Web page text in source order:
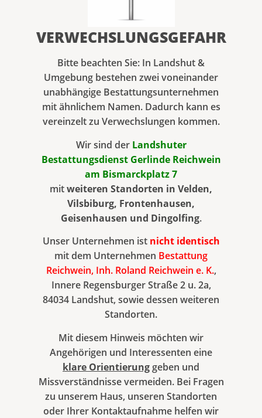
VERWECHSLUNGSGEFAHR​
Bitte beachten Sie: In Landshut &
Umgebung bestehen zwei voneinander
unabhängige Bestattungsunternehmen
mit ähnlichem Namen. Dadurch kann es
vereinzelt zu Verwechslungen kommen.
Wir sind der Landshuter
Bestattungsdienst Gerlinde Reichwein
am Bismarckplatz 7
mitweiteren Standorten in Velden,
Vilsbiburg, Frontenhausen,
Geisenhausen und Dingolfing.
Unser Unternehmen ist nicht identisch
mit dem Unternehmen Bestattung
Reichwein, Inh. Roland Reichwein e. K.,
Innere Regensburger Straße 2 u. 2a,
84034 Landshut, sowie dessen weiteren
Standorten.
Mit diesem Hinweis möchten wir
Angehörigen und Interessenten eine
klare Orientierung geben und
Missverständnisse vermeiden. Bei Fragen
zu unserem Haus, unseren Standorten
oder Ihrer Kontaktaufnahme helfen wir